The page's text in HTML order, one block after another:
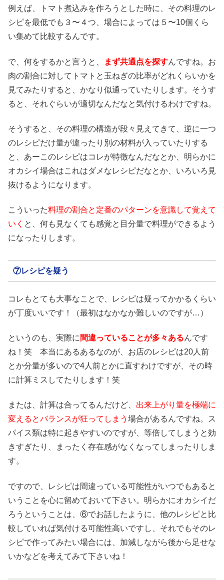
例えば、トマト煮込みを作ろうとした時に、その料理のレ
シピを最低でも３〜４つ、場合によっては５〜10個くら
い集めて比較するんです。
で、何をするかと言うと、 まず共通点を探すんですね。お
肉の割合に対してトマトと玉ねぎの比率がどれくらいかを
見てみたりすると、かなり似通っていたりします。そうす
ると、それぐらいが適切なんだなと気付けるわけですね。
そうすると、その料理の構造が段々見えてきて、逆に一つ
のレシピだけ量が違ったり別の材料が入っていたりする
と、あーこのレシピはコレが特徴なんだなとか、明らかに
オカシイ場合はこれはダメなレシピだなとか、いろいろ見
抜けるようになります。
こういった料理の割合と定番のパターンを意識して覚えて
いく と、何も見なくても感覚と目分量で料理ができるよう
になったりします。
⑦レシピを疑う
コレもとても大事なことで、レシピは疑ってかかるくらい
が丁度いいです！（最初はなかなか難しいのですが…）
というのも、実際に 間違っていることが多々あるんです
ね！笑 本当にあるあるなのが、お店のレシピは20人前
とか分量が多いので4人前とかに直すわけですが、その時
に計算ミスしてたりします！笑
または、計算は合ってるんだけど、 出来上がり量を極端に
変えるとバランスが狂ってしまう 場合があるんですね。ス
パイス類は特に起きやすいのですが、等倍してしまうと効
きすぎたり、まったく存在感がなくなってしまったりしま
す。
ですので、レシピは間違っている可能性がいつでもあると
いうことを心に留めておいて下さい。明らかにオカシイだ
ろうということは、⑥でお話したように、他のレシピと比
較していれば気付ける可能性高いですし、それでもそのレ
シピで作ってみたい場合には、加減しながら後から足せな
いかなどを考えてみて下さいね！